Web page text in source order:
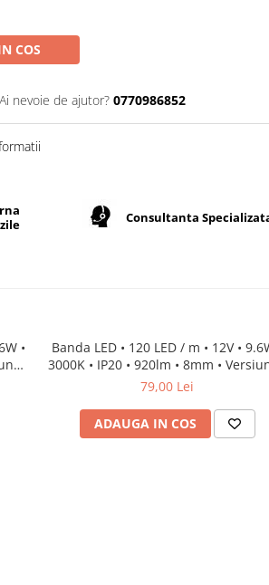
COS
Ai nevoie de ajutor? 0770986852
Consultanta
•
Banda LED • 120 LED / m • 12V •
3000K • IP20 • 920lm • 8mm •
PRO
79,00 Lei
ADAUGA IN COS